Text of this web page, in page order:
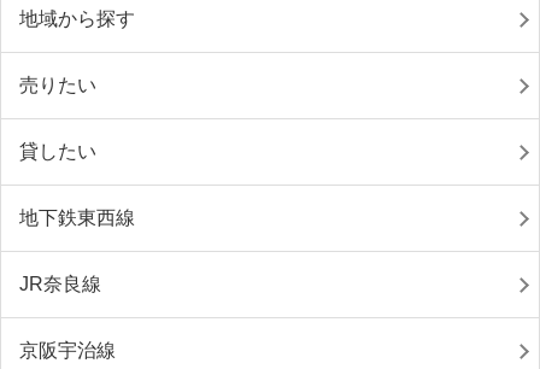
地域から探す
売りたい
貸したい
地下鉄東西線
JR奈良線
京阪宇治線